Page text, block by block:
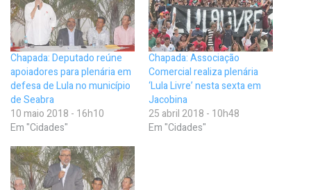
Chapada: Deputado reúne
apoiadores para plenária em
defesa de Lula no município
de Seabra
10 maio 2018 - 16h10
Em "Cidades"
Chapada: Associação
Comercial realiza plenária
‘Lula Livre’ nesta sexta em
Jacobina
25 abril 2018 - 10h48
Em "Cidades"